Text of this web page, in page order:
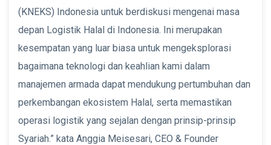
(KNEKS) Indonesia untuk berdiskusi mengenai masa
depan Logistik Halal di Indonesia. Ini merupakan
kesempatan yang luar biasa untuk mengeksplorasi
bagaimana teknologi dan keahlian kami dalam
manajemen armada dapat mendukung pertumbuhan dan
perkembangan ekosistem Halal, serta memastikan
operasi logistik yang sejalan dengan prinsip-prinsip
Syariah.” kata Anggia Meisesari, CEO & Founder